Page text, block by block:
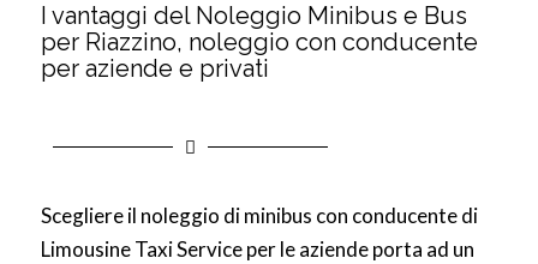
I vantaggi del Noleggio Minibus e Bus
per Riazzino, noleggio con conducente
per aziende e privati
Scegliere il noleggio di minibus con conducente di
Limousine Taxi Service per le aziende porta ad un